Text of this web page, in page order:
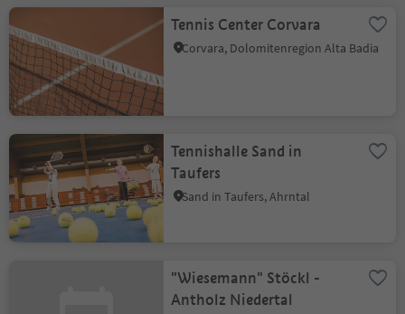
Tennis Center Corvara
Corvara, Dolomitenregion Alta Badia
Tennishalle Sand in
Taufers
Sand in Taufers, Ahrntal
"Wiesemann" Stöckl -
Antholz Niedertal